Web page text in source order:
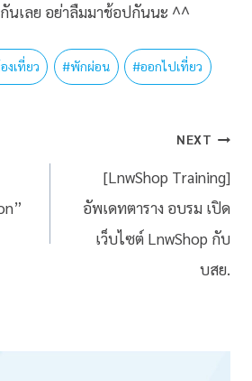
นเลย อย่าลืมมาช้อปกันนะ ^^
งเที่ยว #พักผ่อน #ออกไปเที่ยว
NEXT
[LnwShop Training]
อัพเดทตาราง อบรม เปิด
เว็บไซต์ LnwShop กับ
บสย.